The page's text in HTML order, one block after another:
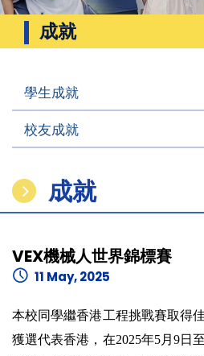
成就
學生成就
校友成就
成就
VEX機械人世界錦標賽
11 May, 2025
本校同學繼香港工程挑戰賽取得
獲選代表香港，在2025年5月9日